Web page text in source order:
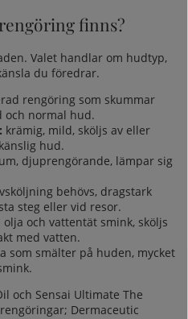
finns?
Valet handlar om hudtyp,
du föredrar.
rengöring som skummar
och normal hud.
krämig, mild, sköljs av eller
hud.
djuprengörande, lämpar sig
behövs, dragstark
steg eller vid resor.
och vattentät smink, sköljs
med vatten.
som smälter på huden, mycket
och Sensai Ultimate The
Dermaceutic